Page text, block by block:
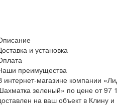
и установка
преимущества
интернет-магазине компании
зеленый» по цене от 97
на ваш объект в Клину и